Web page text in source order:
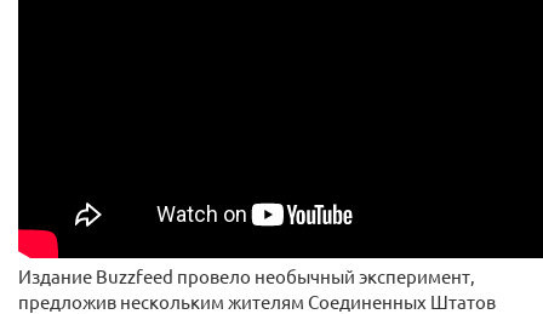
Издание Buzzfeed провело необычный эксперимент,
предложив нескольким жителям Соединенных Штатов